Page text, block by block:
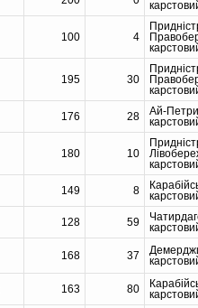
100 4
195 30
176 28
Ай-
180 10
149 8
128 59
168 37
163 80